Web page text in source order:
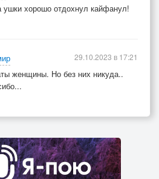
запросах
ушки хорошо отдохнул кайфанул!
женщины. Но без них никуда..
29.10.2023 в 17:21